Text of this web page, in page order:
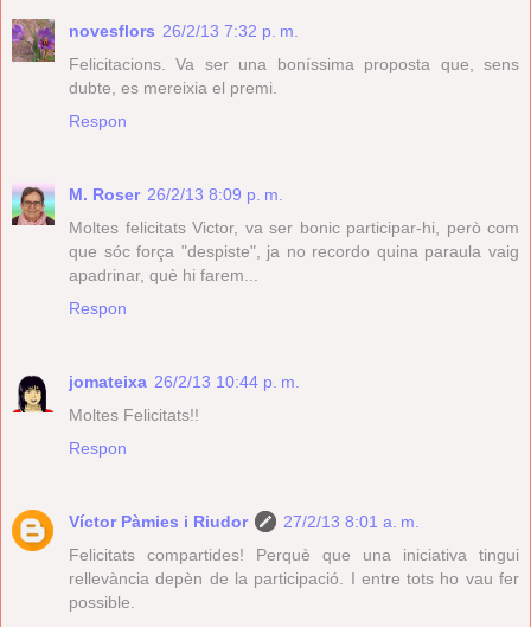
novesflors 26/2/13 7:32 p. m.
Felicitacions. Va ser una boníssima proposta que, sens
dubte, es mereixia el premi.
Respon
M. Roser 26/2/13 8:09 p. m.
Moltes felicitats Victor, va ser bonic participar-hi, però com
que sóc força "despiste", ja no recordo quina paraula vaig
apadrinar, què hi farem...
Respon
jomateixa 26/2/13 10:44 p. m.
Moltes Felicitats!!
Respon
Víctor Pàmies i Riudor
27/2/13 8:01 a. m.
Felicitats compartides! Perquè que una iniciativa tingui
rellevància depèn de la participació. I entre tots ho vau fer
possible.